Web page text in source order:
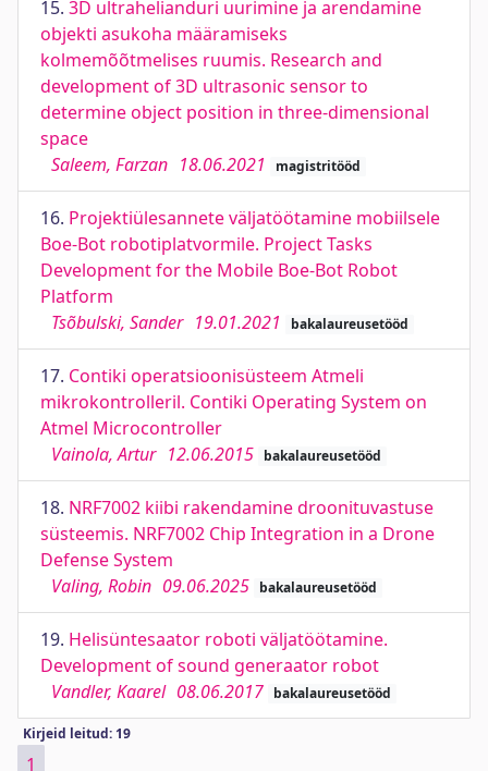
15. 3D ultrahelianduri uurimine ja arendamine
objekti asukoha määramiseks
kolmemõõtmelises ruumis. Research and
development of 3D ultrasonic sensor to
determine object position in three-dimensional
space
Saleem, Farzan 18.06.2021 magistritööd
16. Projektiülesannete väljatöötamine mobiilsele
Boe-Bot robotiplatvormile. Project Tasks
Development for the Mobile Boe-Bot Robot
Platform
Tsõbulski, Sander 19.01.2021 bakalaureusetööd
17. Contiki operatsioonisüsteem Atmeli
mikrokontrolleril. Contiki Operating System on
Atmel Microcontroller
Vainola, Artur 12.06.2015 bakalaureusetööd
18. NRF7002 kiibi rakendamine droonituvastuse
süsteemis. NRF7002 Chip Integration in a Drone
Defense System
Valing, Robin 09.06.2025 bakalaureusetööd
19. Helisüntesaator roboti väljatöötamine.
Development of sound generaator robot
Vandler, Kaarel 08.06.2017 bakalaureusetööd
Kirjeid leitud: 19
1